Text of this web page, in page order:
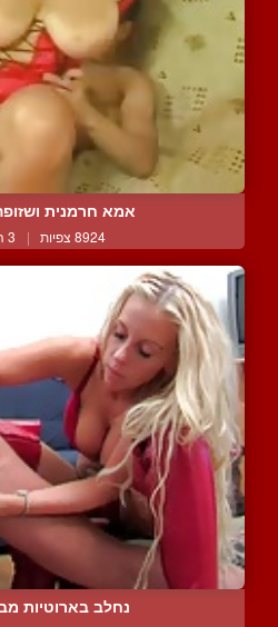
אמא חרמנית
8924 צפיות | 3 המלצות
נחלב בארוטיות